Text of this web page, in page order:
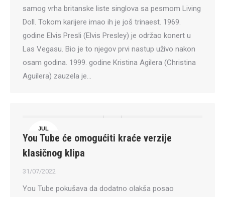
samog vrha britanske liste singlova sa pesmom Living
Doll. Tokom karijere imao ih je još trinaest. 1969.
godine Elvis Presli (Elvis Presley) je održao konert u
Las Vegasu. Bio je to njegov prvi nastup uživo nakon
osam godina. 1999. godine Kristina Agilera (Christina
Aguilera) zauzela je…
JUL
31
You Tube će omogućiti kraće verzije
klasičnog klipa
31/07/2022
You Tube pokušava da dodatno olakša posao